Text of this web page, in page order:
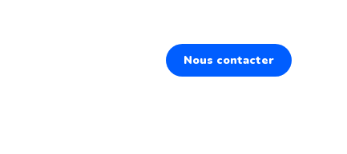
Nous contacter